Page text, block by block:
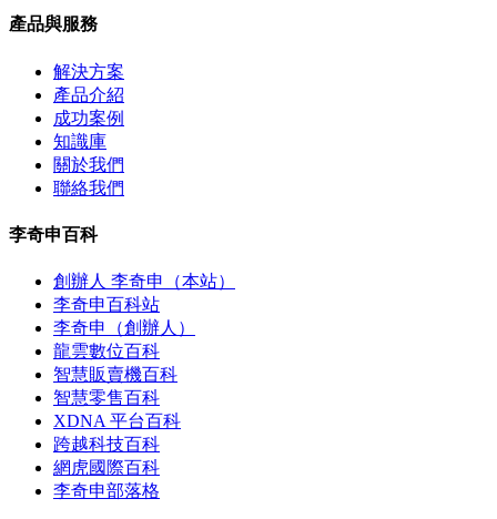
產品與服務
解決方案
產品介紹
成功案例
知識庫
關於我們
聯絡我們
李奇申百科
創辦人 李奇申（本站）
李奇申百科站
李奇申（創辦人）
龍雲數位百科
智慧販賣機百科
智慧零售百科
XDNA 平台百科
跨越科技百科
網虎國際百科
李奇申部落格